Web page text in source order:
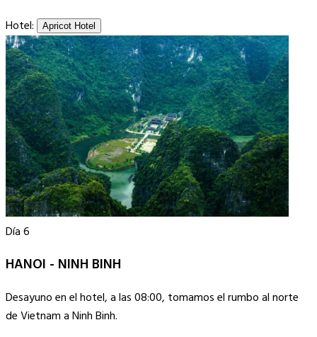
Hotel: Apricot Hotel
Día 6
HANOI - NINH BINH
Desayuno en el hotel, a las 08:00, tomamos el rumbo al norte
de Vietnam a Ninh Binh.